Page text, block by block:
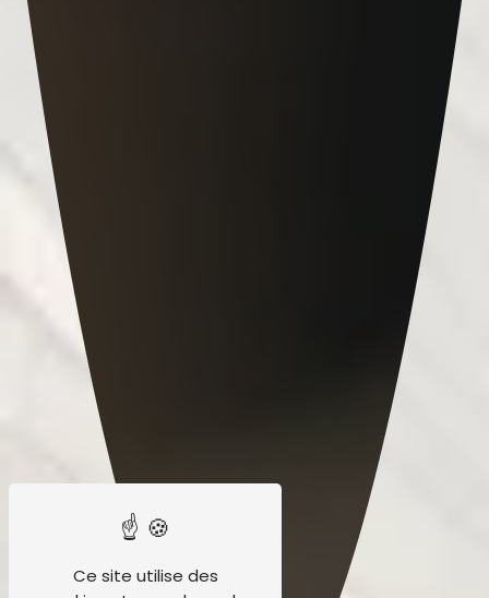
Ce site utilise des